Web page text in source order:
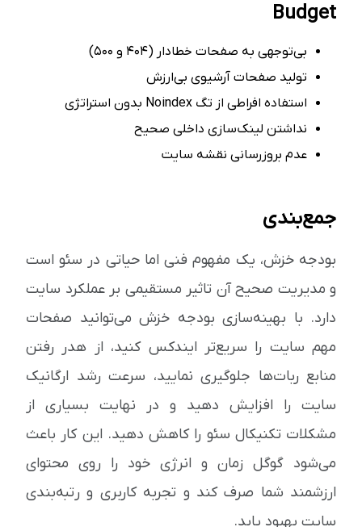
Budget
بی‌توجهی به صفحات خطادار (۴۰۴ و ۵۰۰)
تولید صفحات آرشیوی بی‌ارزش
استفاده افراطی از تگ Noindex بدون استراتژی
نداشتن لینک‌سازی داخلی صحیح
عدم بروزرسانی نقشه سایت
جمع‌بندی
بودجه خزش، یک مفهوم فنی اما حیاتی در سئو است
و مدیریت صحیح آن تاثیر مستقیمی بر عملکرد سایت
دارد. با بهینه‌سازی بودجه خزش می‌توانید صفحات
مهم سایت را سریع‌تر ایندکس کنید، از هدر رفتن
منابع ربات‌ها جلوگیری نمایید، سرعت رشد ارگانیک
سایت را افزایش دهید و در نهایت بسیاری از
مشکلات تکنیکال سئو را کاهش دهید. این کار باعث
می‌شود گوگل زمان و انرژی خود را روی محتوای
ارزشمند شما صرف کند و تجربه کاربری و رتبه‌بندی
سایت بهبود یابد.